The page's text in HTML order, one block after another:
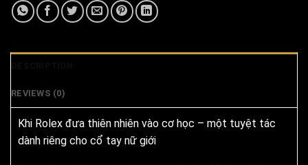
REVIEWS (0)
Khi Rolex đưa thiên nhiên vào cơ học – một tuyệt tác
dành riêng cho cổ tay nữ giới